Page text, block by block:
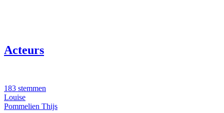
Acteurs
183 stemmen
Louise
Pommelien Thijs